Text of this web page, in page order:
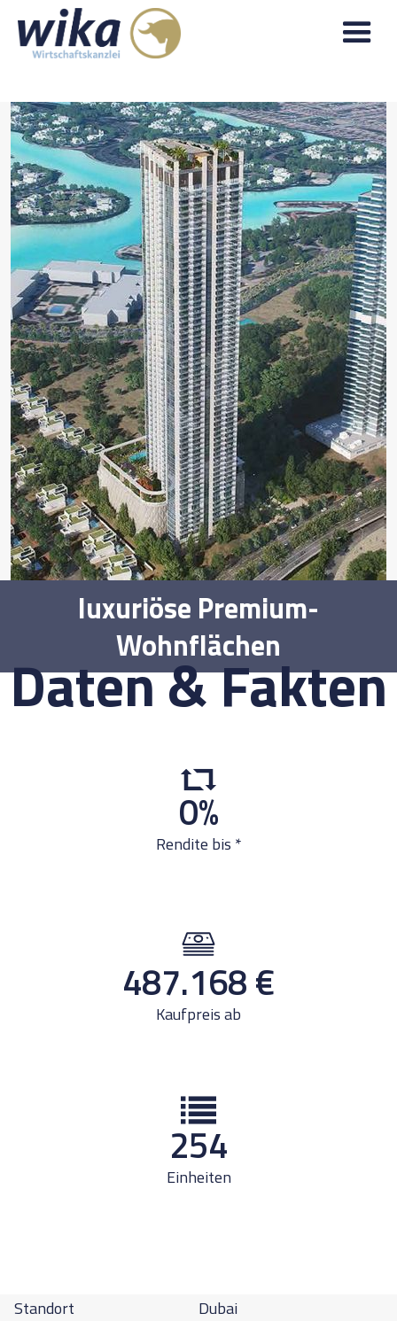
luxuriöse Premium-
Wohnflächen
Daten & Fakten
0%
Rendite bis *
487.168€
Kaufpreis ab
254
Einheiten
Standort
Dubai